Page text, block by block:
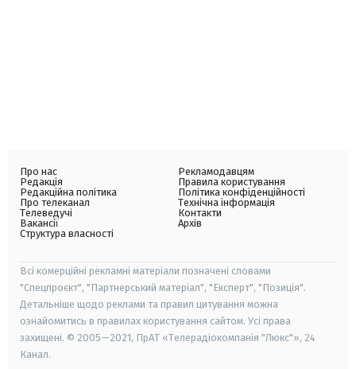
Про нас
Редакція
Редакційна політика
Про телеканал
Телеведучі
Вакансії
Структура власності
Рекламодавцям
Правила користування
Політика конфіденційності
Технічна інформація
Контакти
Архів
Всі комерційні рекламні матеріали позначені словами
"Спецпроєкт", "Партнерський матеріал", "Експерт", "Позиція".
Детальніше щодо реклами та правил цитування можна
ознайомитись в правилах користування сайтом. Усі права
захищені. © 2005—2021, ПрАТ «Телерадіокомпанія "Люкс"», 24
Канал.